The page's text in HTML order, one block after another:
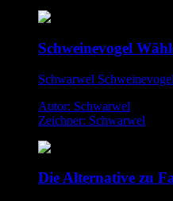
Schweinevogel
Schwarwel
Autor: Schwarwel
Zeichner: Schwarwel
Die Alternative zu